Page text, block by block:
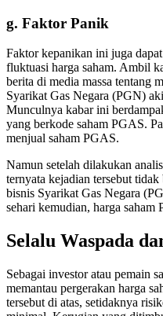
g. Faktor Panik
Faktor kepanikan ini juga
fluktuasi harga saham. Ambil
berita di media massa tentang
Syarikat Gas Negara (PGN)
Munculnya kabar ini
yang berkode saham PGAS.
menjual saham PGAS.
Namun setelah dilakukan
ternyata kejadian tersebut
bisnis Syarikat Gas Negara
sehari kemudian, harga
Selalu Waspada
Sebagai investor atau pemain
memantau pergerakan harga
tersebut di atas, setidaknya